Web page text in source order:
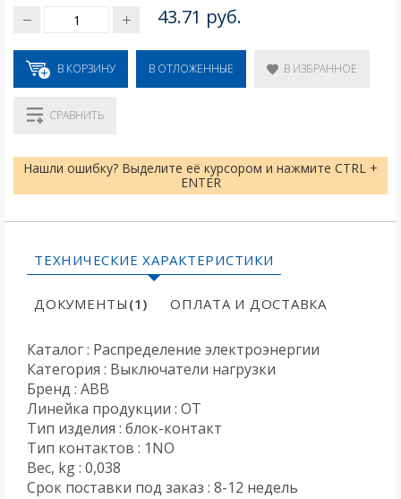
43.71 руб.
В КОРЗИНУ В ОТЛОЖЕННЫЕ В ИЗБРАННОЕ
СРАВНИТЬ
Нашли ошибку? Выделите её курсором и нажмите CTRL +
ENTER
ТЕХНИЧЕСКИЕ ХАРАКТЕРИСТИКИ
ДОКУМЕНТЫ (1) ОПЛАТА И ДОСТАВКА
Каталог : Распределение электроэнергии
Категория : Выключатели нагрузки
Бренд : ABB
Линейка продукции : OT
Тип изделия : блок-контакт
Тип контактов : 1NO
Вес, kg : 0,038
Срок поставки под заказ : 8-12 недель